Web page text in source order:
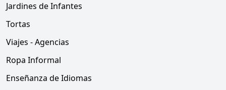
Jardines de Infantes
Tortas
Viajes - Agencias
Ropa Informal
Enseñanza de Idiomas